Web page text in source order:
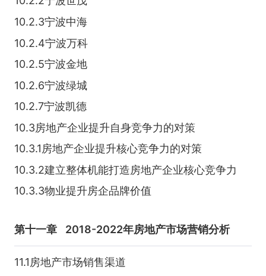
10.2.3宁波中海
10.2.4宁波万科
10.2.5宁波金地
10.2.6宁波绿城
10.2.7宁波凯德
10.3房地产企业提升自身竞争力的对策
10.3.1房地产企业提升核心竞争力的对策
10.3.2建立整体机能打造房地产企业核心竞争力
10.3.3物业提升房企品牌价值
第十一章 2018-2022年房地产市场营销分析
11.1房地产市场销售渠道